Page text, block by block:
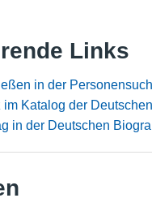
Links
in der
im Katalog der
in der Deutschen